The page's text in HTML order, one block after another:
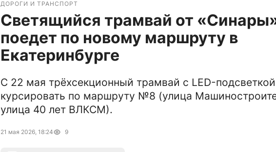
ДОРОГИ И ТРАНСПОРТ
Светящийся трамвай от
поедет по новому маршруту в
Екатеринбурге
С 22 мая трёхсекционный трамвай с LED-
курсировать по маршруту №8 (улица
улица 40 лет ВЛКСМ).
21 мая 2026, 18:24 9